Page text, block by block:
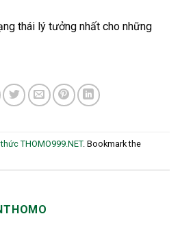
thái lý tưởng nhất cho những
THOMO999.NET. Bookmark the